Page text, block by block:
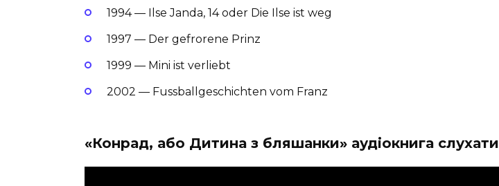
1994 — Ilse Janda, 14 oder Die Ilse ist weg
1997 — Der gefrorene Prinz
1999 — Mini ist verliebt
2002 — Fussballgeschichten vom Franz
«Конрад, або Дитина з бляшанки» аудіокнига слухати